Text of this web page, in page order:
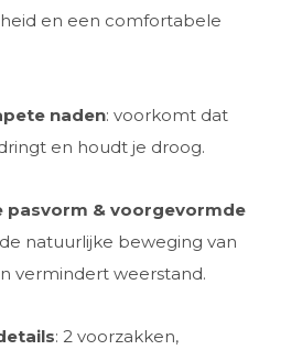
en een comfortabele
naden: voorkomt dat
en houdt je droog.
pasvorm & voorgevormde
natuurlijke beweging van
vermindert weerstand.
: 2 voorzakken,